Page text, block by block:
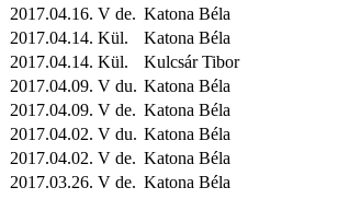
2017.04.16. V de. Katona Béla
2017.04.14. Kül. Katona Béla
2017.04.14. Kül. Kulcsár Tibor
2017.04.09. V du. Katona Béla
2017.04.09. V de. Katona Béla
2017.04.02. V du. Katona Béla
2017.04.02. V de. Katona Béla
2017.03.26. V de. Katona Béla